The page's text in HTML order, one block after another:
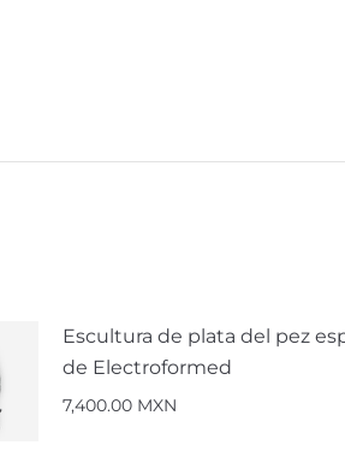
Escultura de plata del pez
de Electroformed
7,400.00 MXN